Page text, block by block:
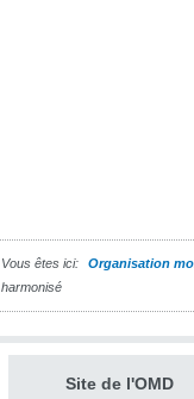
Vous êtes ici: Organisation
harmonisé
Site de l'OMD